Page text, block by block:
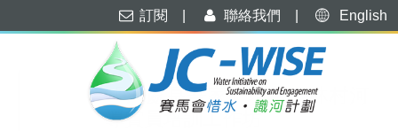
訂閱 聯絡我們 English
JANUARY, 2021
「河處是吾家」項目：林村河
導賞員培訓工作坊